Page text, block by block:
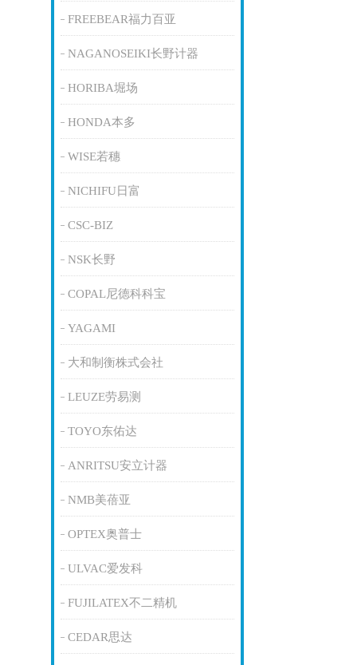
FREEBEAR福力百亚
NAGANOSEIKI长野计器
HORIBA堀场
HONDA本多
WISE若穗
NICHIFU日富
CSC-BIZ
NSK长野
COPAL尼德科科宝
YAGAMI
大和制衡株式会社
LEUZE劳易测
TOYO东佑达
ANRITSU安立计器
NMB美蓓亚
OPTEX奥普士
ULVAC爱发科
FUJILATEX不二精机
CEDAR思达